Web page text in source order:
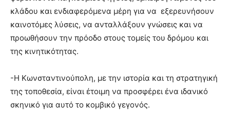
κλάδου και ενδιαφερόμενα μέρη για να εξερευνήσουν
καινοτόμες λύσεις, να ανταλλάξουν γνώσεις και να
προωθήσουν την πρόοδο στους τομείς του δρόμου και
της κινητικότητας.
-Η Κωνσταντινούπολη, με την ιστορία και τη στρατηγική
της τοποθεσία, είναι έτοιμη να προσφέρει ένα ιδανικό
σκηνικό για αυτό το κομβικό γεγονός.